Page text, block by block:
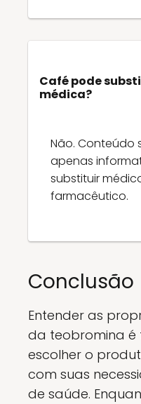
Café pode
médica?
Não. Conteúdo
apenas
substituir
farmacêutico.
Conclusão
Entender as
da teobromina
escolher o
com suas
de saúde.